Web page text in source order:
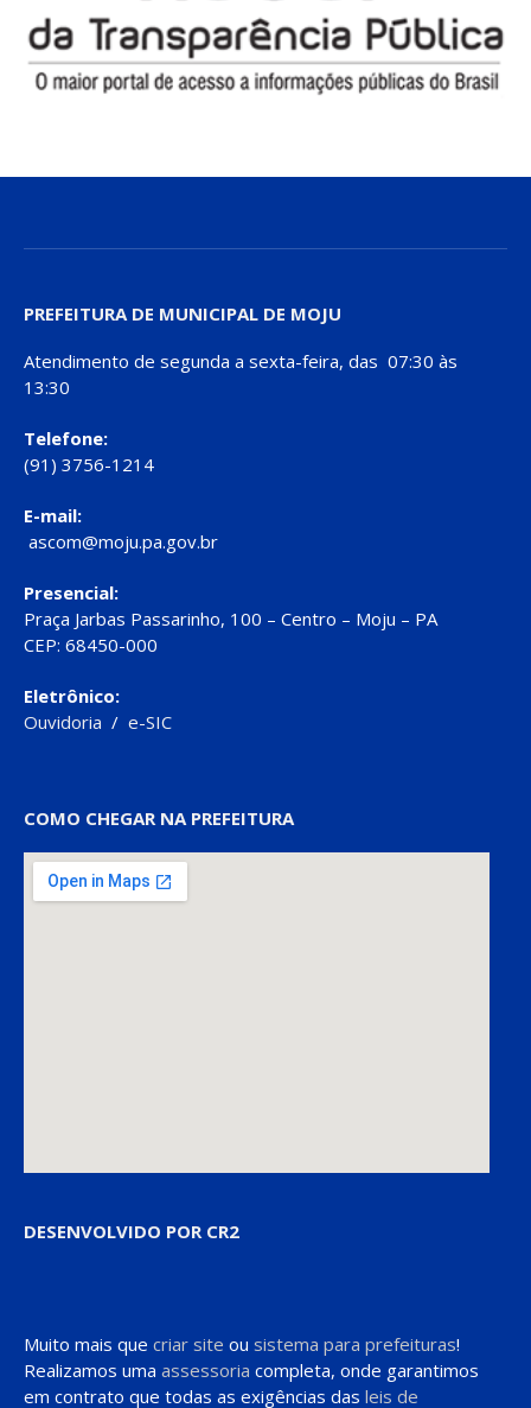
PREFEITURA DE MUNICIPAL DE MOJU
Atendimento de segunda a sexta-feira, das 07:30 às
13:30
Telefone:
(91) 3756-1214
E-mail:
ascom@moju.pa.gov.br
Presencial:
Praça Jarbas Passarinho, 100 – Centro – Moju – PA
CEP: 68450-000
Eletrônico:
Ouvidoria / e-SIC
COMO CHEGAR NA PREFEITURA
DESENVOLVIDO POR CR2
Muito mais que criar site ou sistema para prefeituras!
Realizamos uma assessoria completa, onde garantimos
em contrato que todas as exigências das leis de